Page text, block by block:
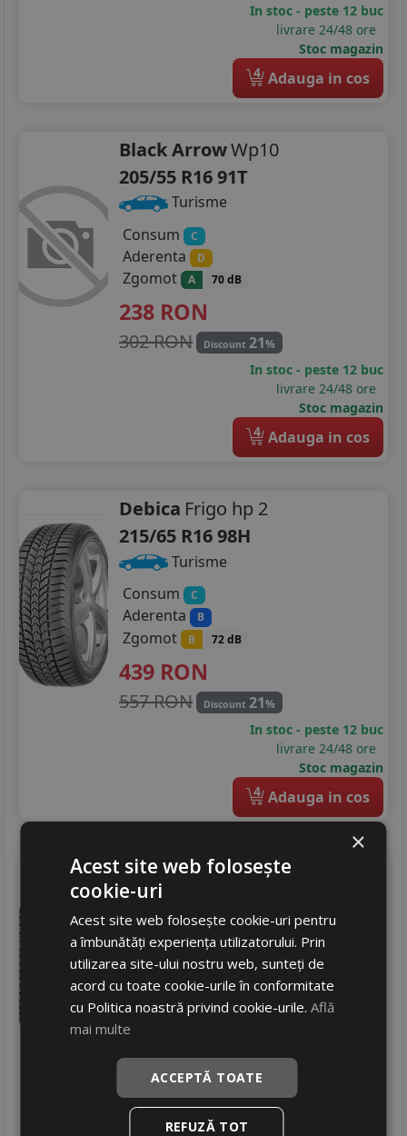
205/60R16
205/75R16
215/55R16
205/40R17
205/45R17
205/50R17
215/50R17
225/55R17
205/40R18
215/45R18
225/40R18
225/45R18
In stoc - peste 12 buc
livrare 24/48 ore
Stoc magazin
4 Adauga in cos
Black ArrowWp10
205/55 R16 91T
Turisme
Consum
C
Aderenta D
Zgomot A 70 dB
238 RON
302 RON Discount 21%
In stoc - peste 12 buc
livrare 24/48 ore
Stoc magazin
4 Adauga in cos
Debica Frigo hp 2
215/65 R16 98H
Turisme
Consum
C
Aderenta B
Zgomot B 72 dB
439 RON
557 RON Discount 21%
In stoc - peste 12 buc
livrare 24/48 ore
Stoc magazin
4 Adauga in cos
DebicaFrigo hp 2
205/60 R16 96H
Turisme
Consum
Aderenta
Zgomot
395
501 RON 21%
In stoc - peste 12 buc
livrare 24/48 ore
×
Acest site web folosește
cookie-uri
Acest site web folosește cookie-uri pentru
a îmbunătăți experiența utilizatorului. Prin
utilizarea site-ului nostru web, sunteți de
acord cu toate cookie-urile în conformitate
cu Politica noastră privind cookie-urile.Află
mai multe
ACCEPTĂ TOATE
REFUZĂ TOT